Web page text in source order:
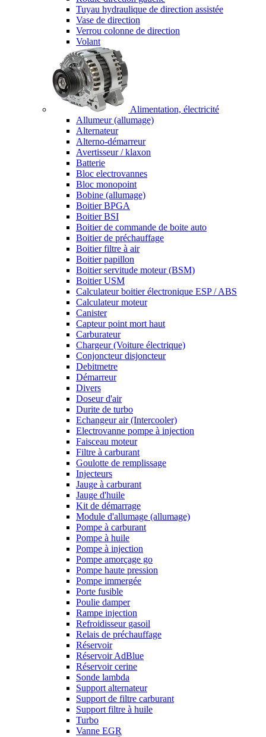
Tuyau hydraulique de direction assistée
Vase de direction
Verrou colonne de direction
Volant
Alimentation, électricité
Allumeur (allumage)
Alternateur
Alterno-démarreur
Avertisseur / klaxon
Batterie
Bloc electrovannes
Bloc monopoint
Bobine (allumage)
Boitier BPGA
Boitier BSI
Boitier de commande de boite auto
Boitier de préchauffage
Boitier filtre à air
Boitier papillon
Boitier servitude moteur (BSM)
Boitier USM
Calculateur boitier électronique ESP / ABS
Calculateur moteur
Canister
Capteur point mort haut
Carburateur
Chargeur (Voiture électrique)
Conjoncteur disjoncteur
Debitmetre
Démarreur
Divers
Doseur d'air
Durite de turbo
Echangeur air (Intercooler)
Electrovanne pompe à injection
Faisceau moteur
Filtre à carburant
Goulotte de remplissage
Injecteurs
Jauge à carburant
Jauge d'huile
Kit de démarrage
Module d'allumage (allumage)
Pompe à carburant
Pompe à huile
Pompe à injection
Pompe amorçage go
Pompe haute pression
Pompe immergée
Porte fusible
Poulie damper
Rampe injection
Refroidisseur gasoil
Relais de préchauffage
Réservoir
Réservoir AdBlue
Réservoir cerine
Sonde lambda
Support alternateur
Support de filtre carburant
Support filtre à huile
Turbo
Vanne EGR